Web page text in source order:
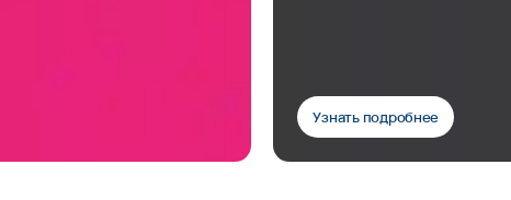
Узнать подробнее